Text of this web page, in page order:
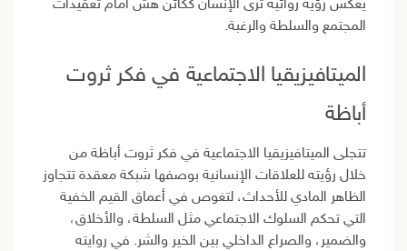
يعكس رؤية روائية ترى الإنسان ككائن هشّ أمام تعقيدات
المجتمع والسلطة والرغبة.
الميتافيزيقيا الاجتماعية في فكر ثروت
أباظة
تتجلى الميتافيزيقيا الاجتماعية في فكر ثروت أباظة من
خلال رؤيته للعلاقات الإنسانية بوصفها شبكة معقدة تتجاوز
الظاهر المادي للأحداث، لتغوص في أعماق القيم الخفية
التي تحكم السلوك الاجتماعي مثل السلطة، والأخلاق،
والضمير، والصراع الداخلي بين الخير والشر. في روايته